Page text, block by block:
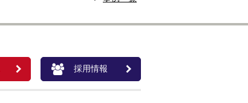
採用情報